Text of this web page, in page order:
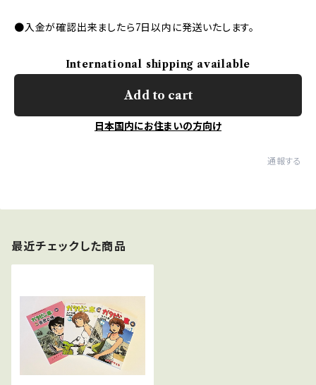
●入金が確認出来ましたら7日以内に発送いたします。
International shipping available
Add to cart
日本国内にお住まいの方向け
通報する
最近チェックした商品